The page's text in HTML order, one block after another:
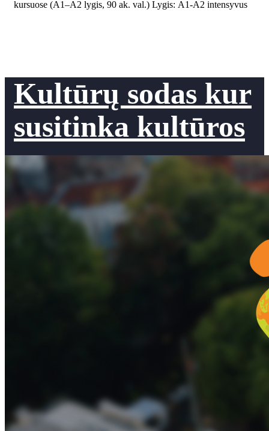
kursuose (A1–A2 lygis, 90 ak. val.) Lygis: A1-A2 intensyvus
Kultūrų sodas kur
susitinka kultūros